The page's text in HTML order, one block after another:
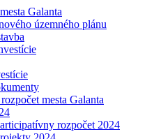
Galanta
územného plánu
mesta Galanta
rozpočet 2024